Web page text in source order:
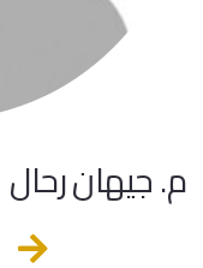
م. جيهان رحال